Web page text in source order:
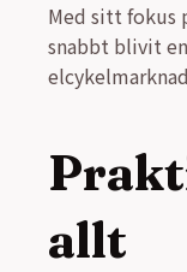
Med sitt fokus
snabbt blivit
allt